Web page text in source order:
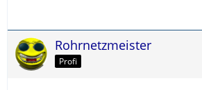
Rohrnetzmeister
Profi